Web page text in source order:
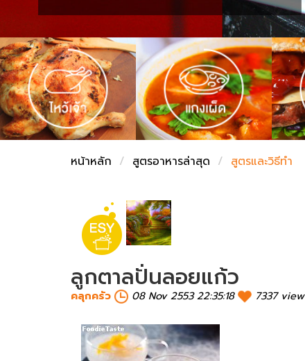
ชั่งตวงเนย
หน้าหลัก สูตรอาหารล่าสุด สูตรและวิธีทำ
ลูกตาลปั่นลอยแก้ว
คลุกครัว 08 Nov 2553 22:35:18 7337 view